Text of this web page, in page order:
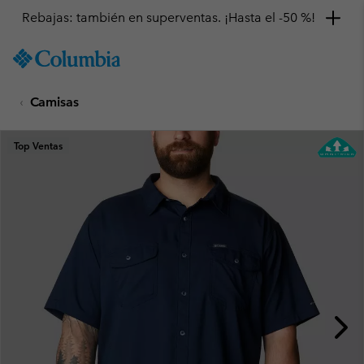
TO
SKIP
MAIN
NAV
Rebajas: también en superventas. ¡Hasta el -50 %!
Camisas
Top Ventas